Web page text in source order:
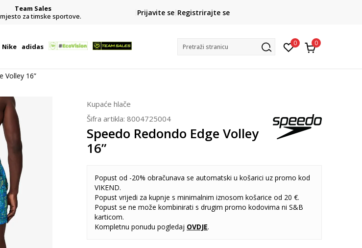
Team Sales
za timske sportove.
CLICK& COLLECT
besplatno preuzimanje u trgovini
Prijavite se Registrirajte se
Nike adidas Pretraži stranicu 0 0
Volley 16”
Kupaće hlače
Šifra artikla: 8004725004
Speedo Redondo Edge Volley
16”
Popust od -20% obračunava se automatski u košarici uz promo kod
VIKEND.
Popust vrijedi za kupnje s minimalnim iznosom košarice od 20 €.
Popust se ne može kombinirati s drugim promo kodovima ni S&B
karticom.
Kompletnu ponudu pogledaj OVDJE.